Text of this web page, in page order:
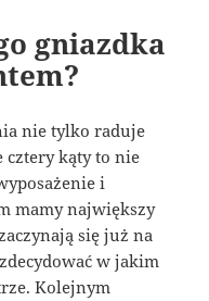
gniazdka
nie tylko raduje
cztery kąty to nie
i
mamy największy
się już na
w jakim
Kolejnym